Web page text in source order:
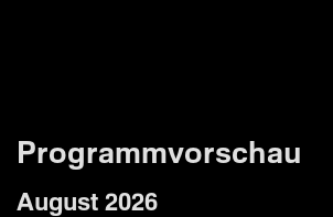
Programmvorschau
August 2026